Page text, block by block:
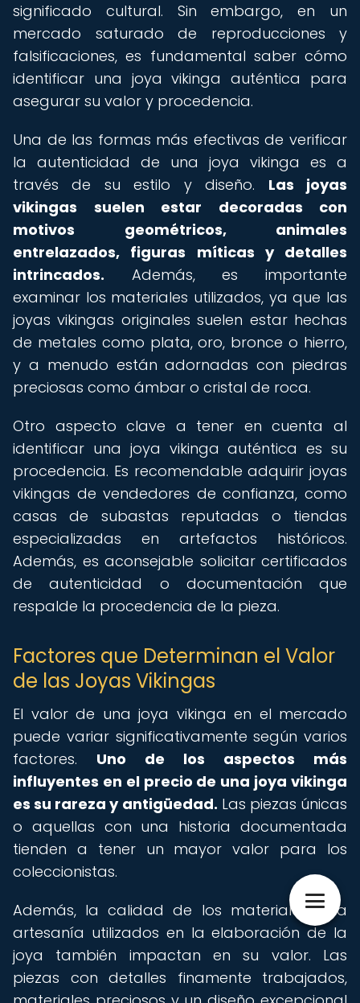
significado cultural. Sin embargo, en un
mercado saturado de reproducciones y
falsificaciones, es fundamental saber cómo
identificar una joya vikinga auténtica para
asegurar su valor y procedencia.
Una de las formas más efectivas de verificar
la autenticidad de una joya vikinga es a
través de su estilo y diseño. Las joyas
vikingas suelen estar decoradas con
motivos geométricos, animales
entrelazados, figuras míticas y detalles
intrincados. Además, es importante
examinar los materiales utilizados, ya que las
joyas vikingas originales suelen estar hechas
de metales como plata, oro, bronce o hierro,
y a menudo están adornadas con piedras
preciosas como ámbar o cristal de roca.
Otro aspecto clave a tener en cuenta al
identificar una joya vikinga auténtica es su
procedencia. Es recomendable adquirir joyas
vikingas de vendedores de confianza, como
casas de subastas reputadas o tiendas
especializadas en artefactos históricos.
Además, es aconsejable solicitar certificados
de autenticidad o documentación que
respalde la procedencia de la pieza.
Factores que Determinan el Valor
de las Joyas Vikingas
El valor de una joya vikinga en el mercado
puede variar significativamente según varios
factores. Uno de los aspectos más
influyentes en el precio de una joya vikinga
es su rareza y antigüedad. Las piezas únicas
o aquellas con una historia documentada
tienden a tener un mayor valor para los
coleccionistas.
Además, la calidad de los materiales y la
artesanía utilizados en la elaboración de la
joya también impactan en su valor. Las
piezas con detalles finamente trabajados,